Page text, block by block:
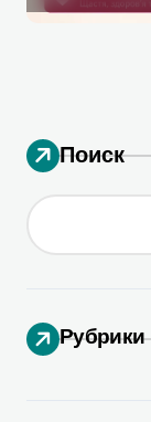
Поиск
Рубрики